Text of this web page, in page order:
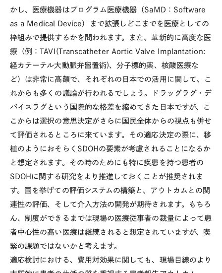
かし、医療機器はプログラム医療機器（ SaMD ： Software
as a Medical Device ）まで拡張しどこまでを医療としての
枠組みで提供するかを問われます。また、革新的に高度な医
療（例：TAVI(Transcatheter Aortic Valve Implantation:
経カテーテル大動脈弁留置術)、分子標的薬、核酸医療な
ど）は非常に高額で、それぞれの日本での活用に関して、こ
れからも多くの議論が行われるでしょう。ドラッグラグ・デ
バイスラグという国際的な格差を縮めてきた日本ですが、こ
こからは選択の意思決定がさらに国民全体からの視点も併せ
て評価されるところに来ています。その適応決定の際に、移
植のようにおそらく SDOH の要素が考慮されることになるか
と想定されます。その時のためにも特に疾患を持つ患者の
SDOH に関する研究をより推進しておくことが推奨されま
す。国を挙げての評価システムの構築と、アウトカムとの関
連性の評価、そして介入方法の開発が期待されます。もちろ
ん、制度ができるまでは現場の医療従事者の裁量によって患
者中心性の高い医療は継続されると想定されていますが、喫
緊の課題ではないかと考えます。
適応検討における、費用対効果に関しても、現場目線のより